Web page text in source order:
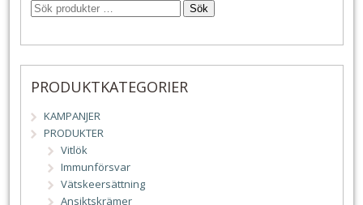
Sök
PRODUKTKATEGORIER
KAMPANJER
PRODUKTER
Vitlök
Immunförsvar
Vätskeersättning
Ansiktskrämer